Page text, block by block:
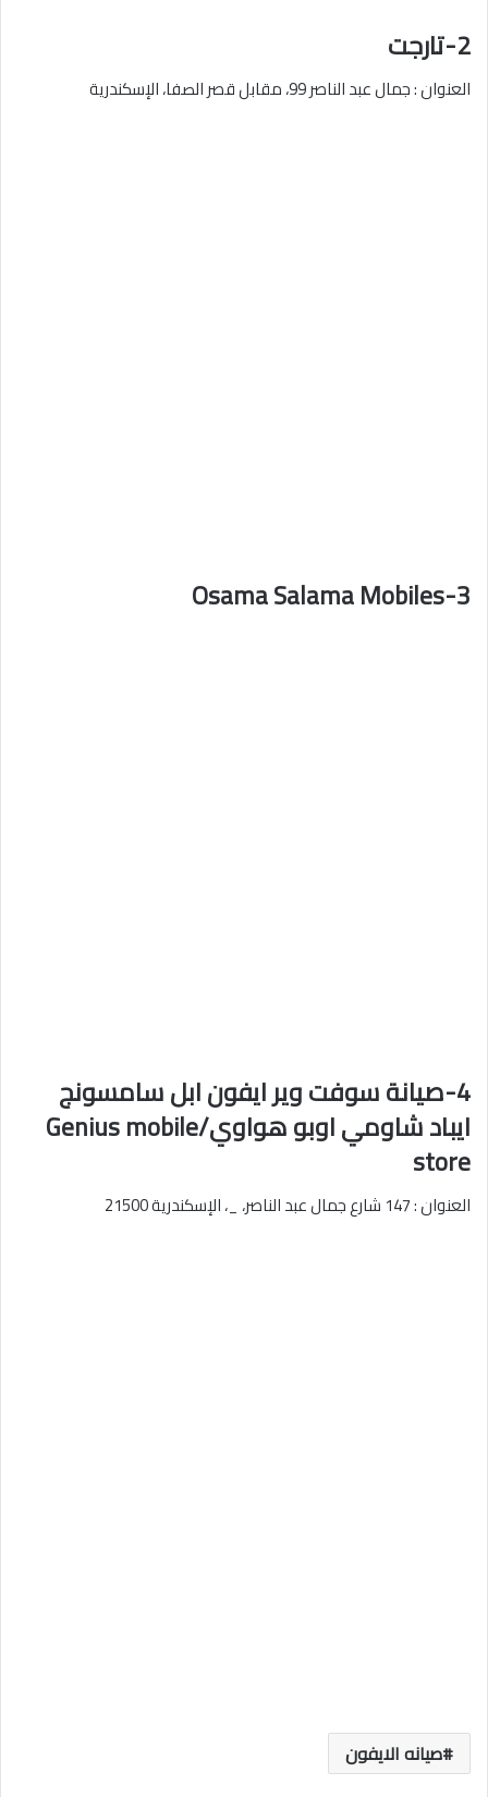
2-تارجت
العنوان : جمال عبد الناصر 99، مقابل قصر الصفا، الإسكندرية
3-Osama Salama Mobiles
4-صيانة سوفت وير ايفون ابل سامسونج
ايباد شاومي اوبو هواوي/Genius mobile
store
العنوان : 147 شارع جمال عبد الناصر، _، الإسكندرية 21500
صيانه الايفون